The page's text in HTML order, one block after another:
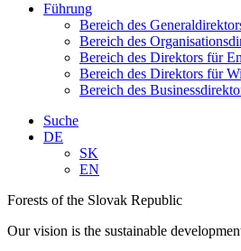
Führung
Bereich des
Bereich des
Bereich des Direktors für
Bereich des Direktors für
Bereich des
Suche
DE
SK
EN
Forests of the Slovak Republic
Our vision is the sustainable